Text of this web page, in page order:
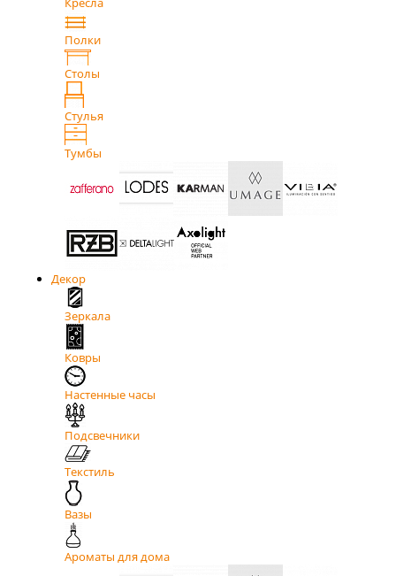
Полки
Столы
Стулья
Тумбы
Декор
Зеркала
Ковры
Настенные часы
Подсвечники
Текстиль
Вазы
Ароматы для дома